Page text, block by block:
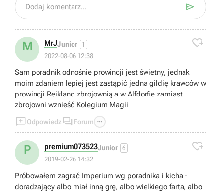
Dodaj komentarz... 
M MrJJunior 1
2022-08-06 12:38

Sam poradnik odnośnie prowincji jest świetny, jednak
moim zdaniem lepiej jest zastąpić jedna gildię krawców w
prowincji Reikland zbrojownią a w Alfdorfie zamiast
zbrojowni wznieść Kolegium Magii
Odpowiedz  Forum 
P premium073523Junior 6
2019-02-26 14:32

Próbowałem zagrać Imperium wg poradnika i kicha -
doradzający albo miał inną grę, albo wielkiego farta, albo